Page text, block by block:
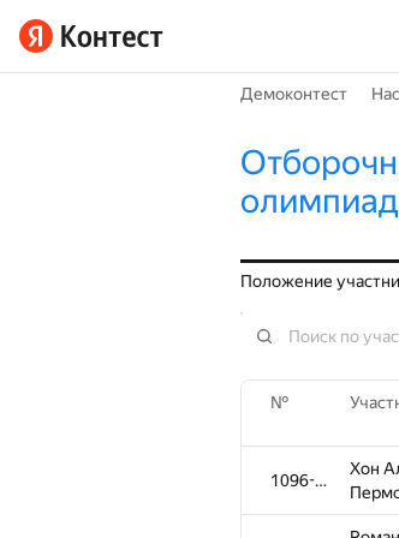
Демоконтест
Положение
№
1096-1309
Хон